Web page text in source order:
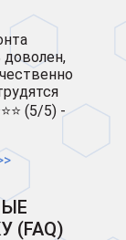
доволен,
(5/5) -
(FAQ)